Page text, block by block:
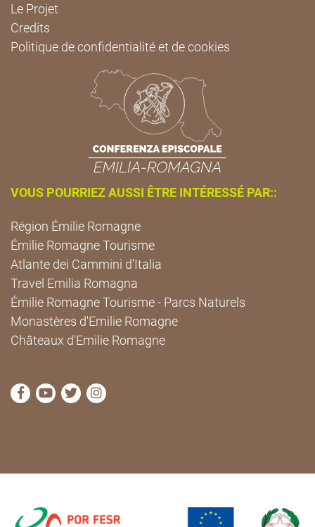
Le Projet
Credits
Politique de confidentialité et de cookies
VOUS POURRIEZ AUSSI ÊTRE INTÉRESSÉ PAR::
Région Émilie Romagne
Émilie Romagne Tourisme
Atlante dei Cammini d'Italia
Travel Emilia Romagna
Émilie Romagne Tourisme - Parcs Naturels
Monastères d'Emilie Romagne
Châteaux d'Emilie Romagne
Visitez la page Facebook de Cammini Emilia-
Visitez la page YouTube de Cammini Emilia-
Visitez la page Twitter de Cammini Emilia-
Visitez la page Instagram de Cammini